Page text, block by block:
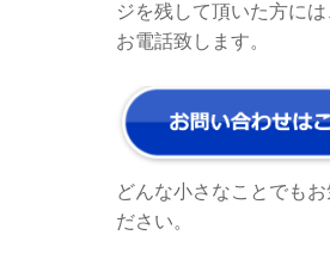
ジを残して頂いた方に
お電話致します。
どんな小さなことでもお
ださい。